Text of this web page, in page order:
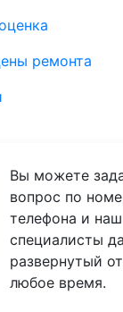
ремонта
Вы можете
вопрос по
телефона и
специалисты
развернутый
любое время.